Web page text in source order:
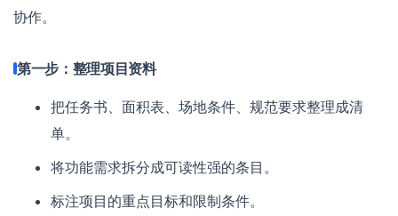
协作。
第一步：整理项目资料
把任务书、面积表、场地条件、规范要求整理成清
单。
将功能需求拆分成可读性强的条目。
标注项目的重点目标和限制条件。